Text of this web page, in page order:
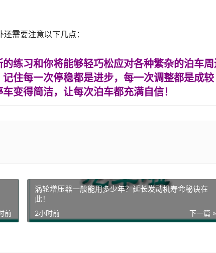
需要注意以下几点：
练习和你将能够轻巧松应对各种繁杂的泊车
住每一次停稳都是进步，每一次调整都是成较
变得简洁，让每次泊车都充满自信！
前
涡轮增压器一般能用多少年？延长发动机寿命秘诀在
此！
下一篇 »
2小时前